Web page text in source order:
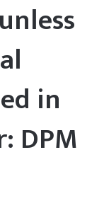
in
DPM